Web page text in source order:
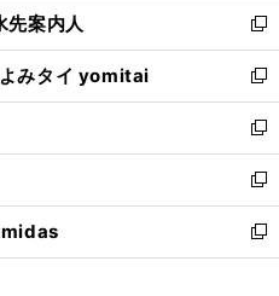
く
ド
ウ
で
開
く
ィ
ン
ド
ウ
で
開
く
い
ウ
ィ
ン
ド
ウ
で
開
く
先案内人
新
し
い
ウ
ィ
ン
ド
ウ
で
開
みタイ yomitai
新
し
い
ウ
ィ
ン
ド
ウ
新
し
い
ウ
ィ
ン
新
し
い
ウ
新
し